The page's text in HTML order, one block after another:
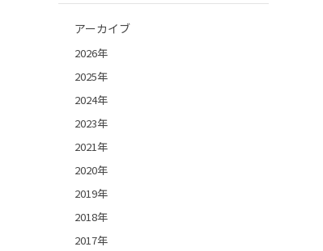
アーカイブ
2026年
2025年
2024年
2023年
2021年
2020年
2019年
2018年
2017年